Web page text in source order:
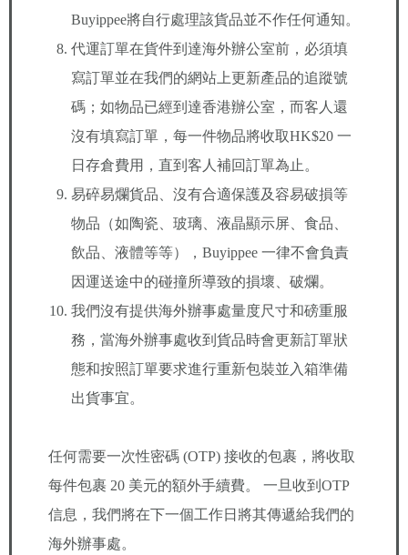
Buyippee將自行處理該貨品並不作任何通知。
代運訂單在貨件到達海外辦公室前，必須填
寫訂單並在我們的網站上更新產品的追蹤號
碼；如物品已經到達香港辦公室，而客人還
沒有填寫訂單，每一件物品將收取HK$20 一
日存倉費用，直到客人補回訂單為止。
易碎易爛貨品、沒有合適保護及容易破損等
物品（如陶瓷、玻璃、液晶顯示屏、食品、
飲品、液體等等），Buyippee 一律不會負責
因運送途中的碰撞所導致的損壞、破爛。
我們沒有提供海外辦事處量度尺寸和磅重服
務，當海外辦事處收到貨品時會更新訂單狀
態和按照訂單要求進行重新包裝並入箱準備
出貨事宜。
任何需要一次性密碼 (OTP) 接收的包裹，將收取
每件包裹 20 美元的額外手續費。 一旦收到OTP
信息，我們將在下一個工作日將其傳遞給我們的
海外辦事處。